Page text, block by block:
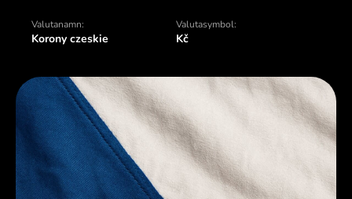
Valutanamn:
Korony czeskie
Valutasymbol:
Kč